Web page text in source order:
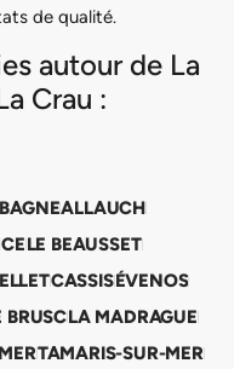
de qualité.
autour de La
Crau :
ALLAUCH
LE BEAUSSET
CASSISÉVENOS
BRUSCLA MADRAGUE
TAMARIS-SUR-MER